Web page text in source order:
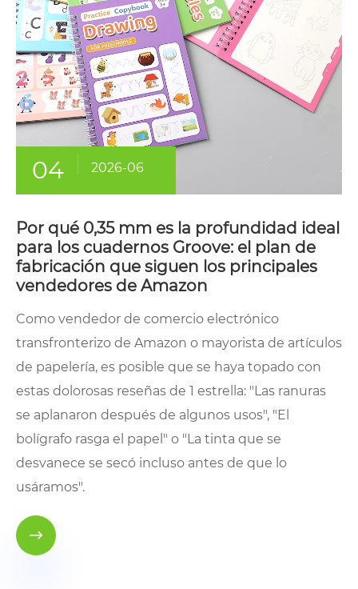
04 2026-06
Por qué 0,35 mm es la profundidad ideal
para los cuadernos Groove: el plan de
fabricación que siguen los principales
vendedores de Amazon
Como vendedor de comercio electrónico
transfronterizo de Amazon o mayorista de artículos
de papelería, es posible que se haya topado con
estas dolorosas reseñas de 1 estrella: "Las ranuras
se aplanaron después de algunos usos", "El
bolígrafo rasga el papel" o "La tinta que se
desvanece se secó incluso antes de que lo
usáramos".
